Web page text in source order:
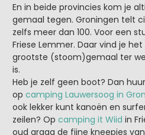
En in beide provincies kom je
gemaal tegen. Groningen telt
zelfs meer dan 100. Voor een
Friese Lemmer. Daar vind je
grootste (stoom)gemaal ter
is.
Heb je zelf geen boot? Dan
op camping Lauwersoog in
ook lekker kunt kanoën en
zeilen? Op camping it Wiid in
oud graag de fijne kneepjes